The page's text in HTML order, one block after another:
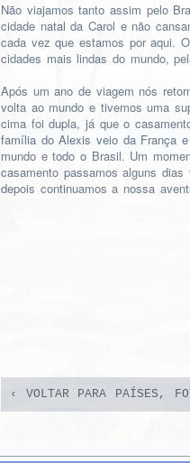
Não viajamos tanto assim pelo
cidade natal da Carol e não
cada vez que estamos por aqui.
cidades mais lindas do mundo,
Após um ano de viagem nós
volta ao mundo e tivemos uma
cima foi dupla, já que o
família do Alexis veio da França
mundo e todo o Brasil. Um
casamento passamos alguns
depois continuamos a nossa
‹ VOLTAR PARA PAÍSES,